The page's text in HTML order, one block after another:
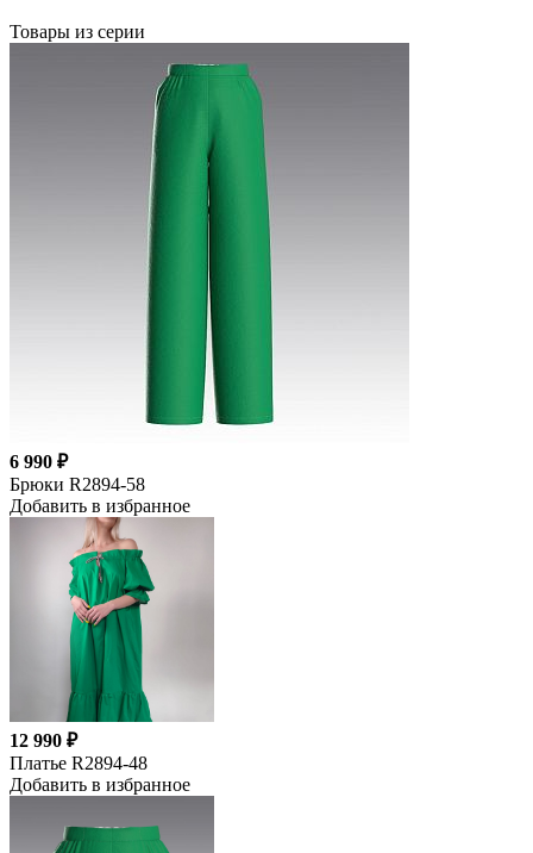
Товары из серии
6 990 ₽
Брюки R2894-58
Добавить в избранное
12 990 ₽
Платье R2894-48
Добавить в избранное